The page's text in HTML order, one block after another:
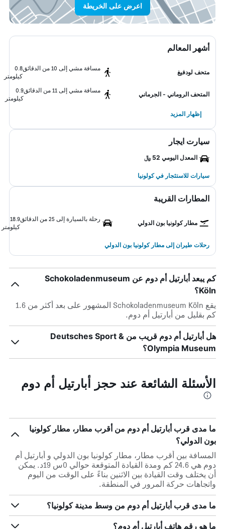
اعرض على الخريطة
أشهر المعالم
متحف لودفيغ
مسافة مشي إلى 10 من الدقائق
0.8
كيلومتر
المتحف الروماني - الجرماني
مسافة مشي إلى 11 من الدقائق
0.9
كيلومتر
إظهار المزيد
سيارت ايجار
المعدل اليومي 52 ﷼
سيارات للاستئجار في كولونيا
المطارات القريبة
مطار كولونيا بون الدولي
رحلة بالسيارة إلى 25 من الدقائق
18.9
كيلومتر
رحلات طيران إلى مطار كولونيا بون الدولي
كم يبعد أبارتيل أم دوم عن Schokoladenmuseum
Köln؟
يقع Schokoladenmuseum Köln المشهور على بعد أكثر من 1.6
كم بقليل من أبارتيل أم دوم.
هل أبارتيل أم دوم قريب من Deutsches Sport &
Olympia Museum؟
الأسئلة الشائعة عند حجز أبارتيل أم دوم
ما مدى قرب أبارتيل أم دوم من أقرب مطار، مطار كولونيا
بون الدولي؟
المسافة بين أقرب مطار، مطار كولونيا بون الدولي و أبارتيل أم
دوم هي 24.6 كم ومدة القيادة المتوقعة حوالي 0س 19د. يمكن
أن يختلف وقت القيادة بين الاثنين بناءً على الوقت من اليوم
واتجاهات حركة المرور في المنطقة.
ما مدى قرب أبارتيل أم دوم من وسط مدينة كولونيا؟
ما هو رقم هاتف أبارتيل أم دوم؟